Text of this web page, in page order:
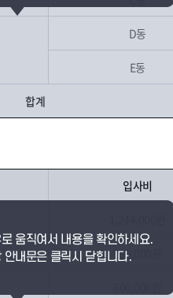
D동
E동
합계
입사비
930,000원